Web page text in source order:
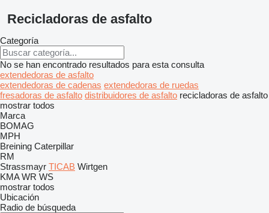
Recicladoras de asfalto
Categoría
No se han encontrado resultados para esta consulta
extendedoras de asfalto
extendedoras de cadenas extendedoras de ruedas
fresadoras de asfalto distribuidores de asfalto recicladoras de asfalto
mostrar todos
Marca
BOMAG
MPH
Breining Caterpillar
RM
Strassmayr TICAB Wirtgen
KMA WR WS
mostrar todos
Ubicación
Radio de búsqueda